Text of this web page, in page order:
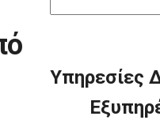
Υπηρεσίες